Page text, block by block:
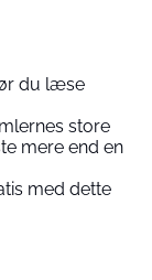
du læse
store
mere end en
med dette